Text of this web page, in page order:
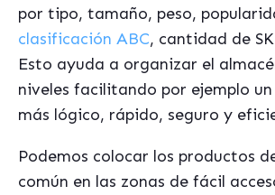
por tipo, tamaño, peso,
clasificación ABC, cantidad de
Esto ayuda a organizar el
niveles facilitando por ejemplo
más lógico, rápido, seguro y
Podemos colocar los productos
común en las zonas de fácil